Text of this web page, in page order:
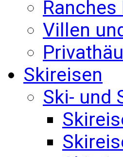
Ranches
Villen
Skireisen
Ski- und